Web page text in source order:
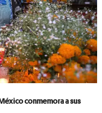
conmemora a sus